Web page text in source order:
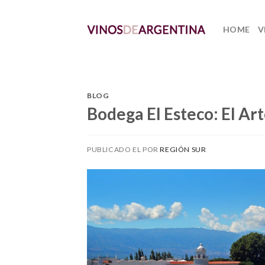
HOME
BLOG
Bodega El Esteco: El
PUBLICADO EL PORREGIÓN SUR